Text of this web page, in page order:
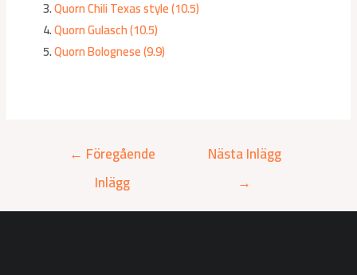
Quorn Chili Texas style (10.5)
Quorn Gulasch (10.5)
Quorn Bolognese (9.9)
← Föregående
Inlägg
Nästa Inlägg
→